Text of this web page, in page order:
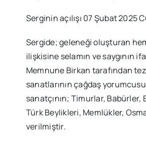
Serginin açılışı 07 Şubat 2025
Sergide; geleneği oluşturan
ilişkisine selamın ve saygının
Memnune Birkan tarafından
sanatlarının çağdaş
sanatçının; Timurlar,
Türk Beylikleri, Memlükler,
verilmiştir.